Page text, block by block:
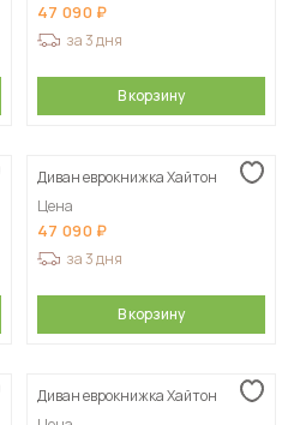
47 090
за 3 дня
В корзину
Диван еврокнижка Хайтон
Цена
47 090
за 3 дня
В корзину
Диван еврокнижка Хайтон